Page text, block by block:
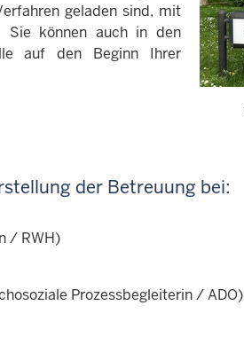
geladen sind, mit
Sie können auch in den
auf den Beginn Ihrer
der Betreuung bei:
/ RWH)
Prozessbegleiterin / ADO)